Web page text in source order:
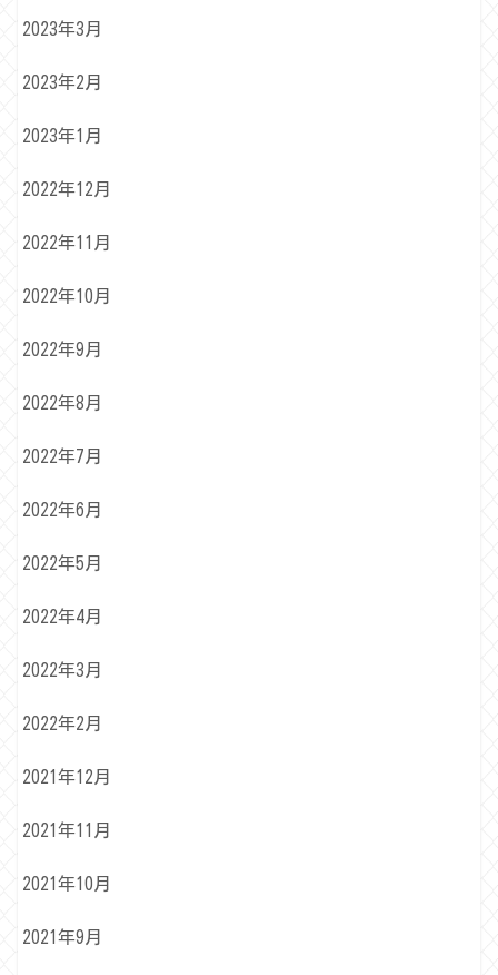
2023年3月
2023年2月
2023年1月
2022年12月
2022年11月
2022年10月
2022年9月
2022年8月
2022年7月
2022年6月
2022年5月
2022年4月
2022年3月
2022年2月
2021年12月
2021年11月
2021年10月
2021年9月